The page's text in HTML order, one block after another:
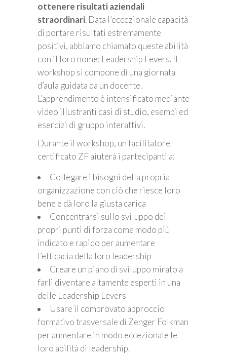
ottenere risultati aziendali
straordinari. Data l’eccezionale capacità
di portare risultati estremamente
positivi, abbiamo chiamato queste abilità
con il loro nome: Leadership Levers. Il
workshop si compone di una giornata
d’aula guidata da un docente.
L’apprendimento è intensificato mediante
video illustranti casi di studio, esempi ed
esercizi di gruppo interattivi.
Durante il workshop, un facilitatore
certificato ZF aiuterà i partecipanti a:
Collegare i bisogni della propria
organizzazione con ciò che riesce loro
bene e dà loro la giusta carica
Concentrarsi sullo sviluppo dei
propri punti di forza come modo più
indicato e rapido per aumentare
l’efficacia della loro leadership
Creare un piano di sviluppo mirato a
farli diventare altamente esperti in una
delle Leadership Levers
Usare il comprovato approccio
formativo trasversale di Zenger Folkman
per aumentare in modo eccezionale le
loro abilità di leadership.